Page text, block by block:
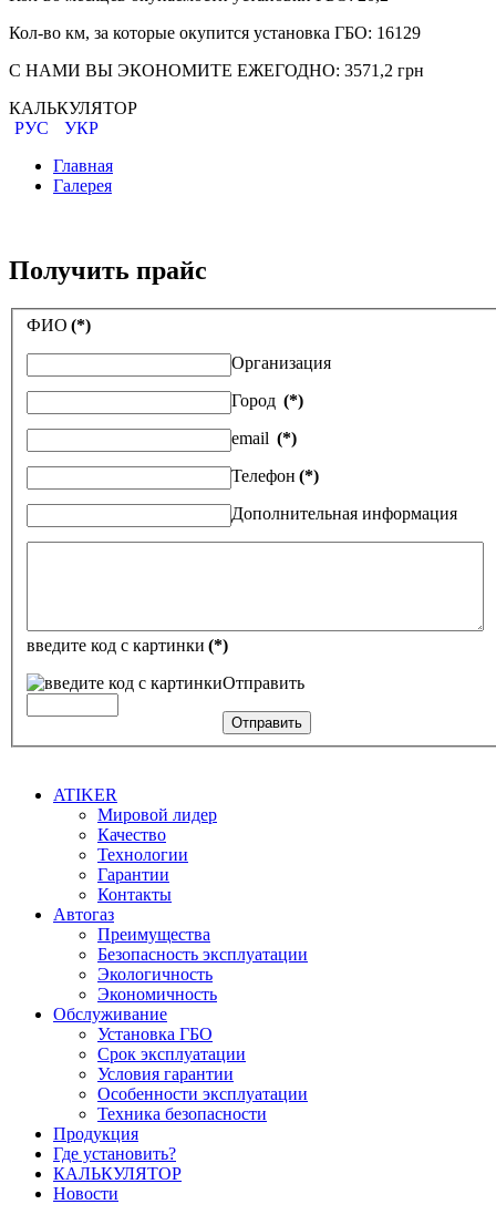
Кол-во км, за которые окупится установка ГБО: 16129
С НАМИ ВЫ ЭКОНОМИТЕ ЕЖЕГОДНО: 3571,2 грн
КАЛЬКУЛЯТОР
РУС
УКР
Главная
Галерея
Получить прайс
ФИО (*)
Организация
Город (*)
email (*)
Телефон (*)
Дополнительная информация
введите код с картинки (*)
Отправить
Отправить
ATIKER
Мировой лидер
Качество
Технологии
Гарантии
Контакты
Автогаз
Преимущества
Безопасность эксплуатации
Экологичность
Экономичность
Обслуживание
Установка ГБО
Срок эксплуатации
Условия гарантии
Особенности эксплуатации
Техника безопасности
Продукция
Где установить?
КАЛЬКУЛЯТОР
Новости